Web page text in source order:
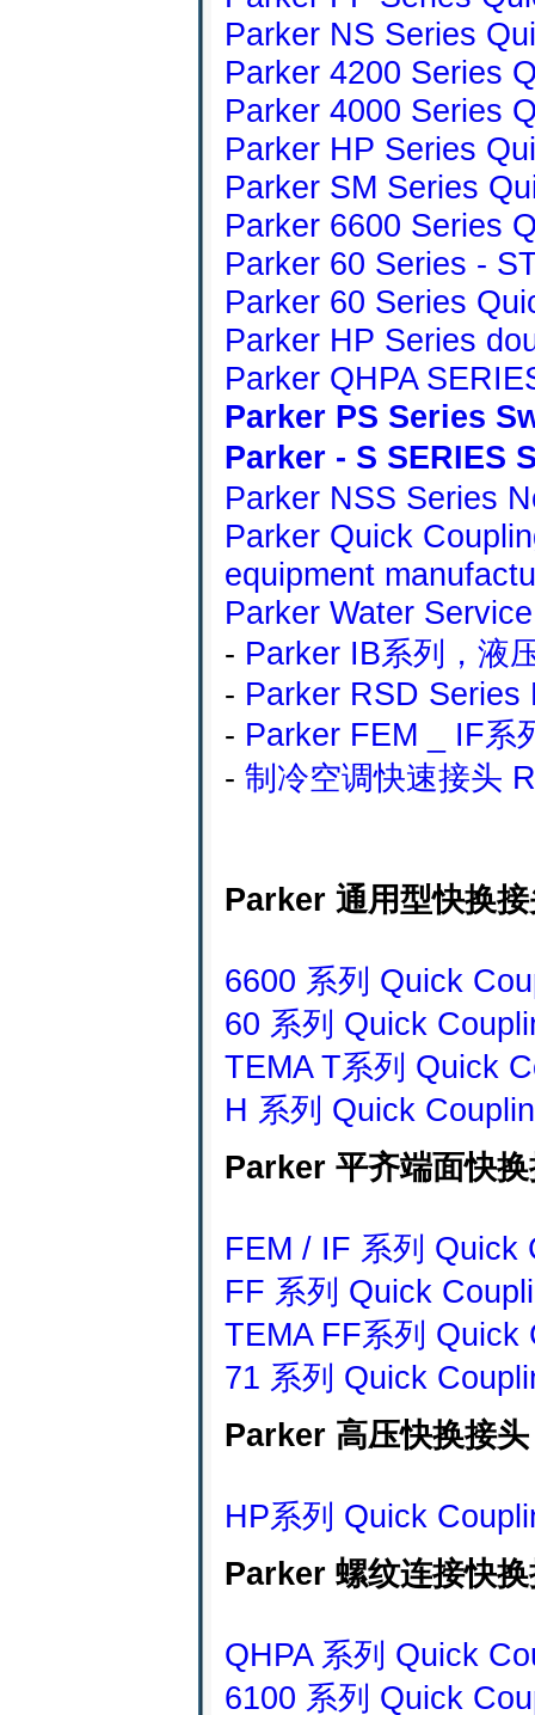
Parker NS Series
Parker 4200 Series
Parker 4000 Series
Parker HP Series
Parker SM Series
Parker 6600 Series
Parker 60 Series -
Parker 60 Series
Parker HP Series
Parker QHPA
Parker PS Series
Parker - S SERIES
Parker NSS Series
Parker Quick
equipment
Parker Water
- Parker IB系列，液
- Parker RSD Series
- Parker FEM _ IF系
- 制冷空调快速接头
Parker 通用型快换
6600 系列 Quick
60 系列 Quick
TEMA T系列 Quick
H 系列 Quick
Parker 平齐端面快
FEM / IF 系列 Quick
FF 系列 Quick
TEMA FF系列 Quick
71 系列 Quick
Parker 高压快换接头
HP系列 Quick
Parker 螺纹连接快
QHPA 系列 Quick
6100 系列 Quick